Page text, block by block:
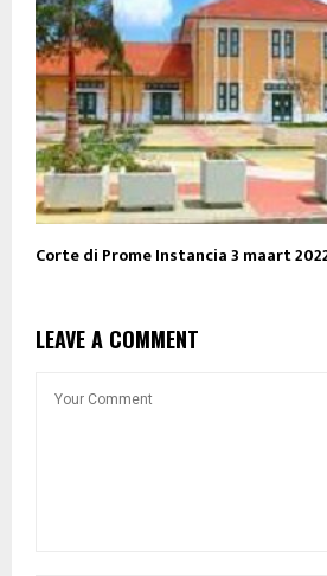
Corte di Prome Instancia 3 maart
LEAVE A COMMENT